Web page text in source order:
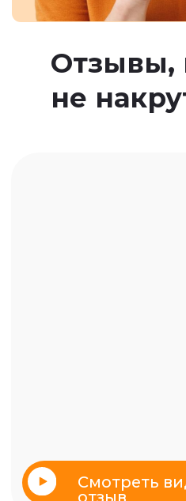
Отзывы,
не